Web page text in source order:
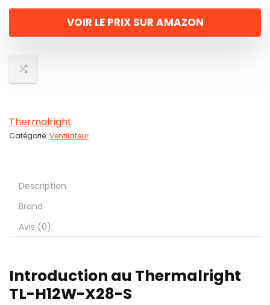
VOIR LE PRIX SUR AMAZON
Thermalright
Catégorie: Ventilateur
Description
Brand
Avis (0)
Introduction au Thermalright
TL-H12W-X28-S